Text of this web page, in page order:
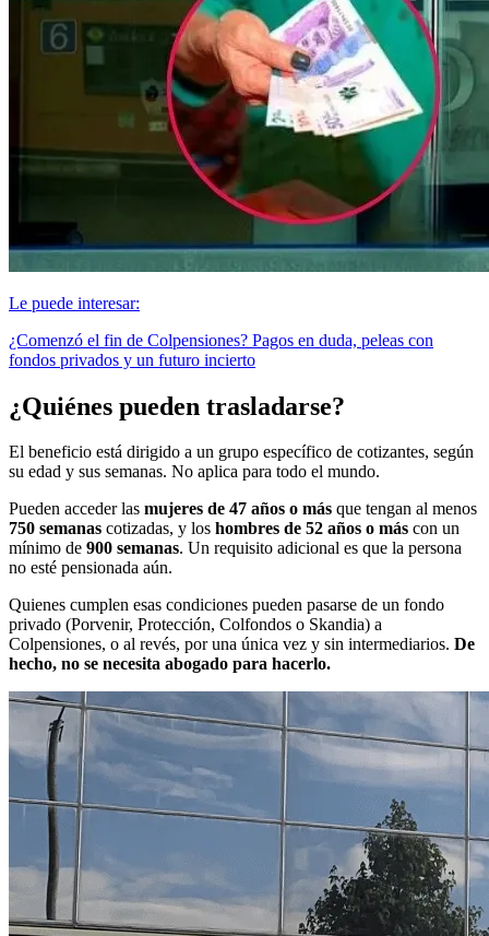
Le puede interesar:
¿Comenzó el fin de Colpensiones? Pagos en duda, peleas con
fondos privados y un futuro incierto
¿Quiénes pueden trasladarse?
El beneficio está dirigido a un grupo específico de cotizantes, según
su edad y sus semanas. No aplica para todo el mundo.
Pueden acceder las mujeres de 47 años o más que tengan al menos
750 semanas cotizadas, y los hombres de 52 años o más con un
mínimo de 900 semanas. Un requisito adicional es que la persona
no esté pensionada aún.
Quienes cumplen esas condiciones pueden pasarse de un fondo
privado (Porvenir, Protección, Colfondos o Skandia) a
Colpensiones, o al revés, por una única vez y sin intermediarios. De
hecho, no se necesita abogado para hacerlo.